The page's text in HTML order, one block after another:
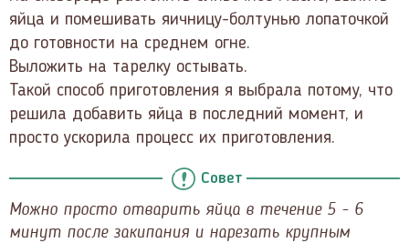
яйца и помешивать яичницу-болтунью лопаточкой
до готовности на среднем огне.
Выложить на тарелку остывать.
Такой способ приготовления я выбрала потому, что
решила добавить яйца в последний момент, и
просто ускорила процесс их приготовления.
Совет
Можно просто отварить яйца в течение 5 - 6
минут после закипания и нарезать крупным